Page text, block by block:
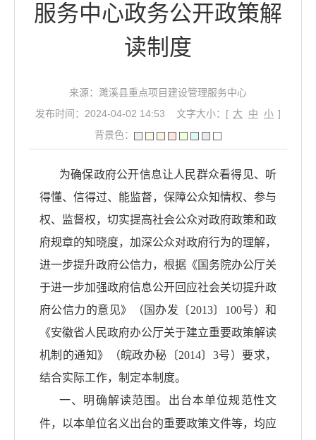
服务中心政务公开政策解
读制度
来源：濉溪县重点项目建设管理服务中心
发布时间：2024-04-02 14:53
文字大小：[ 大 中 小 ]
背景色：
为确保政府公开信息让人民群众看得见、听
得懂、信得过、能监督，保障公众知情权、参与
权、监督权，切实提高社会公众对政府政策和政
府规章的知晓度，加深公众对政府行为的理解，
进一步提升政府公信力，根据《国务院办公厅关
于进一步加强政府信息公开回应社会关切提升政
府公信力的意见》（国办发〔2013〕100号）和
《安徽省人民政府办公厅关于建立重要政策解读
机制的通知》（皖政办秘〔2014〕3号）要求，
结合实际工作，制定本制度。
一、明确解读范围。出台本单位规范性文
件，以本单位名义出台的重要政策文件等，均应